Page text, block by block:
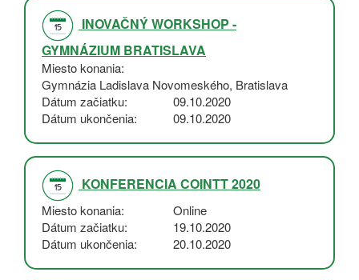
INOVAČNÝ WORKSHOP -
GYMNÁZIUM BRATISLAVA
Miesto konania
Gymnázia Ladislava Novomeského, Bratislava
Dátum začiatku
09.10.2020
Dátum ukončenia
09.10.2020
KONFERENCIA COINTT 2020
Miesto konania
Online
Dátum začiatku
19.10.2020
Dátum ukončenia
20.10.2020